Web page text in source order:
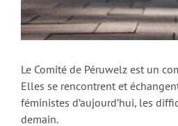
Le Comité de Péruwelz est un
Elles se rencontrent et
féministes d’aujourd’hui, les
demain.